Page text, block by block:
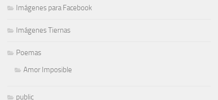
Imágenes para Facebook
Imágenes Tiernas
Poemas
Amor Imposible
public